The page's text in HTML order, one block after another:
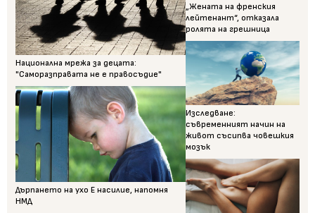
Национална мрежа за децата:
"Саморазправата не е правосъдие"
Дърпането на ухо Е насилие, напомня
НМД
„Жената на френския
лейтенант“, отказала
ролята на грешница
Изследване:
съвременният начин на
живот съсипва човешкия
мозък